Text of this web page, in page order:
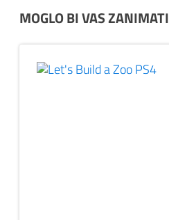
MOGLO BI VAS ZANIMATI